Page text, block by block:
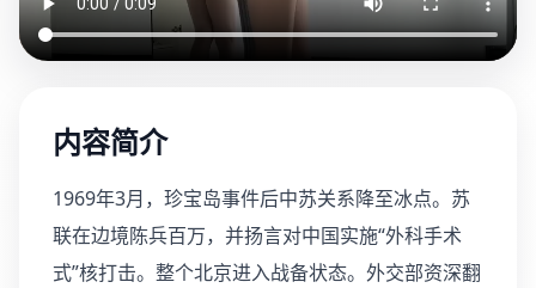
内容简介
1969年3月，珍宝岛事件后中苏关系降至冰点。苏
联在边境陈兵百万，并扬言对中国实施“外科手术
式”核打击。整个北京进入战备状态。外交部资深翻